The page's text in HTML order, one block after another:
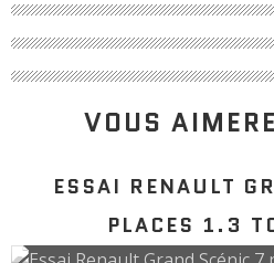
VOUS
ESSAI RENAULT
PLACES 1.3